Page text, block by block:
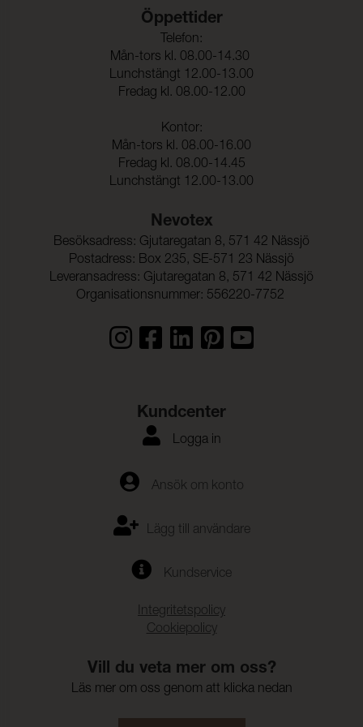
Öppettider
Telefon:
Mån-tors kl. 08.00-14.30
Lunchstängt 12.00-13.00
Fredag kl. 08.00-12.00
Kontor:
Mån-tors kl. 08.00-16.00
Fredag kl. 08.00-14.45
Lunchstängt 12.00-13.00
Nevotex
Besöksadress: Gjutaregatan 8, 571 42 Nässjö
Postadress: Box 235, SE-571 23 Nässjö
Leveransadress: Gjutaregatan 8, 571 42 Nässjö
Organisationsnummer: 556220-7752
Kundcenter
Logga in
Ansök om konto
Lägg till användare
Kundservice
Integritetspolicy
Cookiepolicy
Vill du veta mer om oss?
Läs mer om oss genom att klicka nedan